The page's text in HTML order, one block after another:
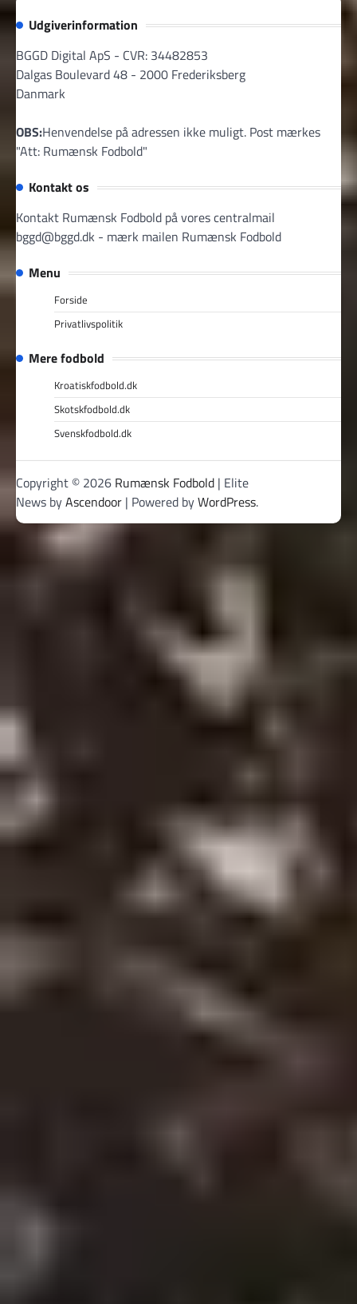
Udgiverinformation
BGGD Digital ApS - CVR: 34482853
Dalgas Boulevard 48 - 2000 Frederiksberg
Danmark
OBS:Henvendelse på adressen ikke muligt. Post mærkes
"Att: Rumænsk Fodbold"
Kontakt os
Kontakt Rumænsk Fodbold på vores centralmail
bggd@bggd.dk - mærk mailen Rumænsk Fodbold
Menu
Forside
Privatlivspolitik
Mere fodbold
Kroatiskfodbold.dk
Skotskfodbold.dk
Svenskfodbold.dk
Copyright © 2026 Rumænsk Fodbold | Elite
News byAscendoor | Powered byWordPress.